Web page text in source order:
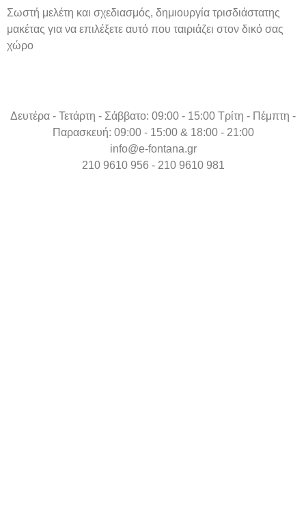
Σωστή μελέτη και σχεδιασμός, δημιουργία τρισδιάστατης
μακέτας για να επιλέξετε αυτό που ταιριάζει στον δικό σας
χώρο
Δευτέρα - Τετάρτη - Σάββατο: 09:00 - 15:00 Τρίτη - Πέμπτη -
Παρασκευή: 09:00 - 15:00 & 18:00 - 21:00
info@e-fontana.gr
210 9610 956 - 210 9610 981